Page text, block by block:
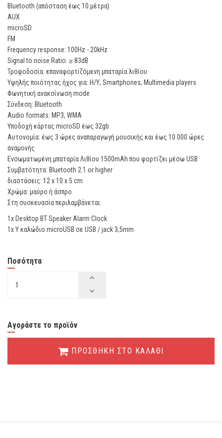
Bluetooth (απόσταση έως 10 μέτρα)
AUX
microSD
FM
Frequency response: 100Hz - 20kHz
Signal to noise Ratio: ≥ 83dB
Τροφοδοσία: επαναφορτiζόμενη μπαταρία λιθίου
Υψηλής ποιότητας ήχος για: Η/Υ, Smartphones, Multimedia players
Φωνητική ανακοίνωση mode
Σύνδεση: Bluetooth
Audio formats: MP3, WMA
Υποδοχή κάρτας microSD έως 32gb
Αυτονομία: έως 3 ώρες αναπαραγωγή μουσικής και έως 10.000 ώρες
αναμονής
Ενσωματωμένη μπαταρία Λιθίου 1500mAh που φορτίζει μέσω USB
Συμβατότητα: Bluetooth 2.1 or higher
διαστάσεις: 12 x 10 x 5 cm
Χρώμα: μαύρο ή άσπρο
Στη συσκευασία περιλαμβάνεται:
1x Desktop BT Speaker Alarm Clock
1x Υ καλώδιο microUSB σε USB / jack 3,5mm
Ποσότητα
Αγοράστε το προϊόν
ΠΡΟΣΘΗΚΗ ΣΤΟ ΚΑΛΑΘΙ